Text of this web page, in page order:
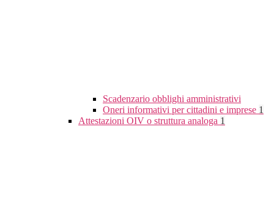
Scadenzario obblighi amministrativi
Oneri informativi per cittadini e imprese 1
Attestazioni OIV o struttura analoga 1